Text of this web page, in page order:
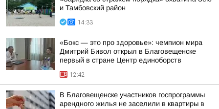
и Тамбовский район
14:33
«Бокс — это про здоровье»: чемпион мира
Дмитрий Бивол открыл в Благовещенске
первый в стране Центр единоборств
12:42
В Благовещенске участников госпрограммы
арендного жилья не заселили в квартиры в